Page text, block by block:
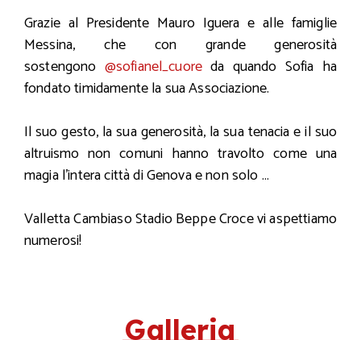
Grazie al Presidente Mauro Iguera e alle famiglie
Messina, che con grande generosità
sostengono @sofianel_cuore da quando Sofia ha
fondato timidamente la sua Associazione.
Il suo gesto, la sua generosità, la sua tenacia e il suo
altruismo non comuni hanno travolto come una
magia l’intera città di Genova e non solo …
Valletta Cambiaso Stadio Beppe Croce vi aspettiamo
numerosi!
Galleria